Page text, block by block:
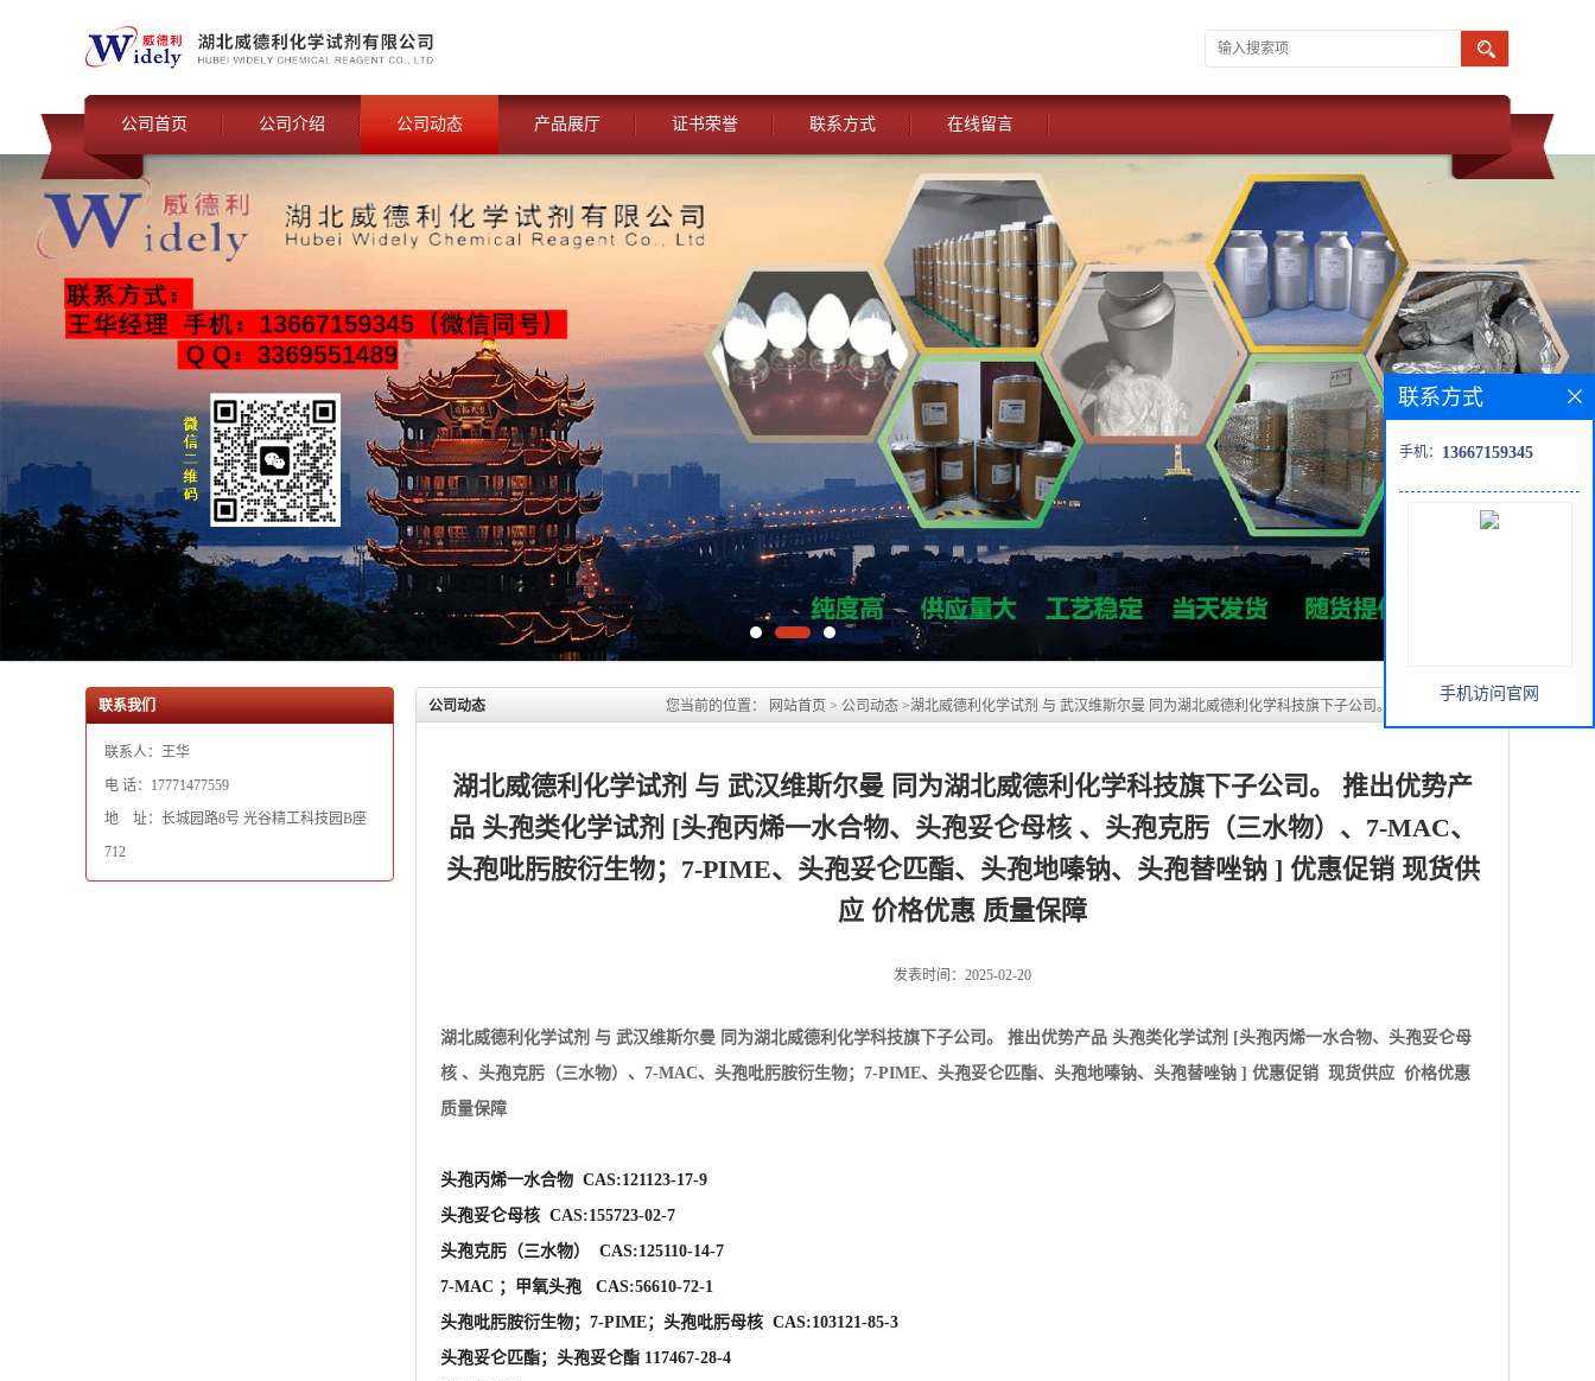
公司首页 公司介绍 公司动态 产品展厅 证书荣誉 联系方式 在线留言
联系我们
联系人：王华
电 话：17771477559
地 址：长城园路8号 光谷精工科技园B座
公司动态 您当前的位置： 网站首页 >湖北威德利化学试剂 与 武汉维斯尔曼 同为湖北威德利化学科技旗下子公司。 推出优势产品
头孢类化学试剂 [头孢丙烯一水合物、头孢妥仑母核 、头孢克肟（三水物）、7-MAC、头孢吡肟胺衍生物；7-PIME、头孢妥仑匹酯、
头孢地嗪钠、头孢替唑钠 ] 优惠促销 现货供应 价格优惠 质量保障
湖北威德利化学试剂 与 武汉维斯尔曼 同为湖北威德利化学科技旗下子公司。 推出优势产
品 头孢类化学试剂 [头孢丙烯一水合物、头孢妥仑母核 、头孢克肟（三水物）、7-MAC、
头孢吡肟胺衍生物；7-PIME、头孢妥仑匹酯、头孢地嗪钠、头孢替唑钠 ] 优惠促销 现货供
应 价格优惠 质量保障
湖北威德利化学试剂 与 武汉维斯尔曼 同为湖北威德利化学科技旗下子公司。推出优势产品头孢类化学试剂 [头孢丙烯一水合物、头孢妥仑母
核 、头孢克肟（三水物）、7-MAC、头孢吡肟胺衍生物；7-PIME、头孢妥仑匹酯、头孢地嗪钠、头孢替唑钠 ] 优惠促销 现货供应 价格优惠
头孢克肟（三水物） CAS:125110-14-7
7-MAC ；甲氧头孢 CAS:56610-72-1
头孢吡肟胺衍生物；7-PIME；头孢吡肟母核 CAS:103121-85-3
头孢地嗪钠 CAS:86329-79-5
头孢替唑钠 CAS:41136-22-5
提供产品检测方法、图谱，
详情可咨询 王华 13667159345 （微信同号） QQ：3369551489
联系方式
手机： 13667159345
手机访问官网